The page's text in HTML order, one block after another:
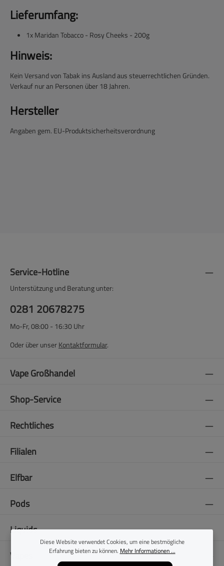
Lieferumfang:
1x Maridan Tobacco - Rosy Cheeks - 200g
Hinweis:
Kein Versand von Tabak ins Ausland aus steuerrechtlichen Gründen.
Verkauf nur an Personen über 18 Jahren.
Hersteller
Angaben gem. EU-Produktsicherheitsverordnung
Service-Hotline
Unterstützung und Beratung unter:
0281 20678275
Mo-Fr, 08:00 - 16:30 Uhr
Oder über unserKontaktformular.
Vape Großhandel
Shop-Service
Rechtliches
Filialen
Elfbar
Pods
Liquids
Vapes
Diese Website verwendet Cookies, um eine bestmögliche
Erfahrung bieten zu können. Mehr Informationen ...